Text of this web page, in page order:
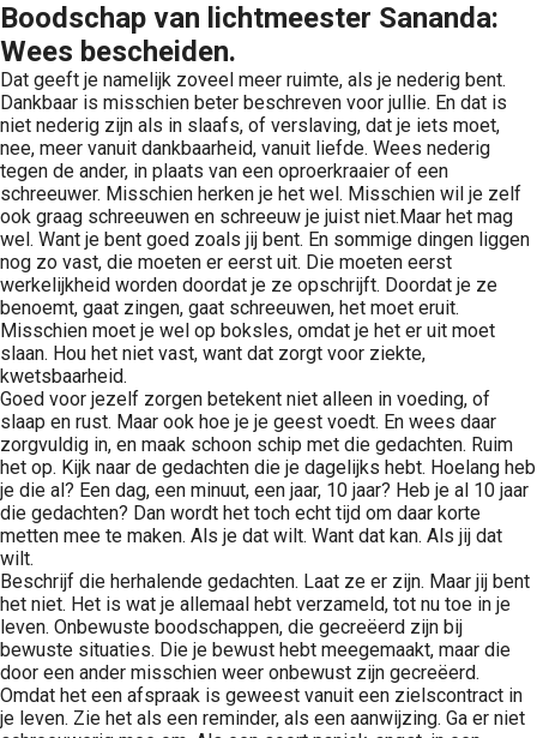
Boodschap van lichtmeester Sananda:
Wees bescheiden.
Dat geeft je namelijk zoveel meer ruimte, als je nederig bent.
Dankbaar is misschien beter beschreven voor jullie. En dat is
niet nederig zijn als in slaafs, of verslaving, dat je iets moet,
nee, meer vanuit dankbaarheid, vanuit liefde. Wees nederig
tegen de ander, in plaats van een oproerkraaier of een
schreeuwer. Misschien herken je het wel. Misschien wil je zelf
ook graag schreeuwen en schreeuw je juist niet.Maar het mag
wel. Want je bent goed zoals jij bent. En sommige dingen liggen
nog zo vast, die moeten er eerst uit. Die moeten eerst
werkelijkheid worden doordat je ze opschrijft. Doordat je ze
benoemt, gaat zingen, gaat schreeuwen, het moet eruit.
Misschien moet je wel op boksles, omdat je het er uit moet
slaan. Hou het niet vast, want dat zorgt voor ziekte,
kwetsbaarheid.
Goed voor jezelf zorgen betekent niet alleen in voeding, of
slaap en rust. Maar ook hoe je je geest voedt. En wees daar
zorgvuldig in, en maak schoon schip met die gedachten. Ruim
het op. Kijk naar de gedachten die je dagelijks hebt. Hoelang heb
je die al? Een dag, een minuut, een jaar, 10 jaar? Heb je al 10 jaar
die gedachten? Dan wordt het toch echt tijd om daar korte
metten mee te maken. Als je dat wilt. Want dat kan. Als jij dat
wilt.
Beschrijf die herhalende gedachten. Laat ze er zijn. Maar jij bent
het niet. Het is wat je allemaal hebt verzameld, tot nu toe in je
leven. Onbewuste boodschappen, die gecreëerd zijn bij
bewuste situaties. Die je bewust hebt meegemaakt, maar die
door een ander misschien weer onbewust zijn gecreëerd.
Omdat het een afspraak is geweest vanuit een zielscontract in
je leven. Zie het als een reminder, als een aanwijzing. Ga er niet